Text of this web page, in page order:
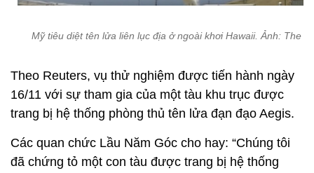
Mỹ tiêu diệt tên lửa liên lục địa ở ngoài khơi Hawaii. Ảnh: The
Theo Reuters, vụ thử nghiệm được tiến hành ngày
16/11 với sự tham gia của một tàu khu trục được
trang bị hệ thống phòng thủ tên lửa đạn đạo Aegis.
Các quan chức Lầu Năm Góc cho hay: “Chúng tôi
đã chứng tỏ một con tàu được trang bị hệ thống